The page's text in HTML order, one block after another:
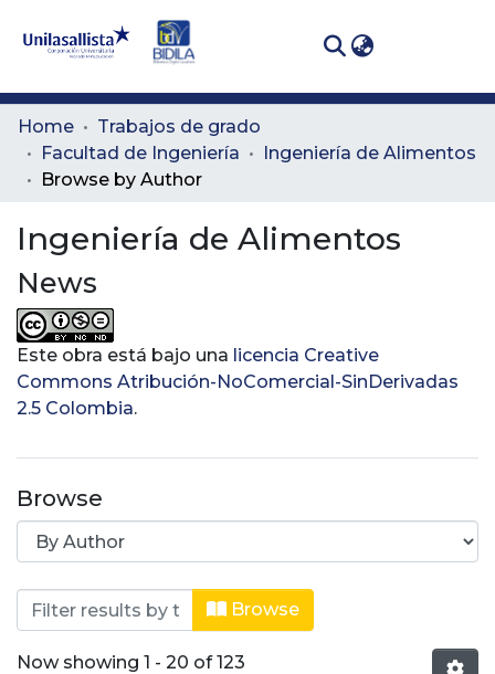
Communities
& Collections
All of DSpace
Home
Trabajos de grado
Facultad de Ingeniería
Ingeniería de Alimentos
Browse by Author
Ingeniería de Alimentos
News
Este obra está bajo una licencia Creative
Commons Atribución-NoComercial-SinDerivadas
2.5 Colombia.
Browse
Browsing Ingeniería de Alimentos
Browse
Now showing 1 - 20 of 123